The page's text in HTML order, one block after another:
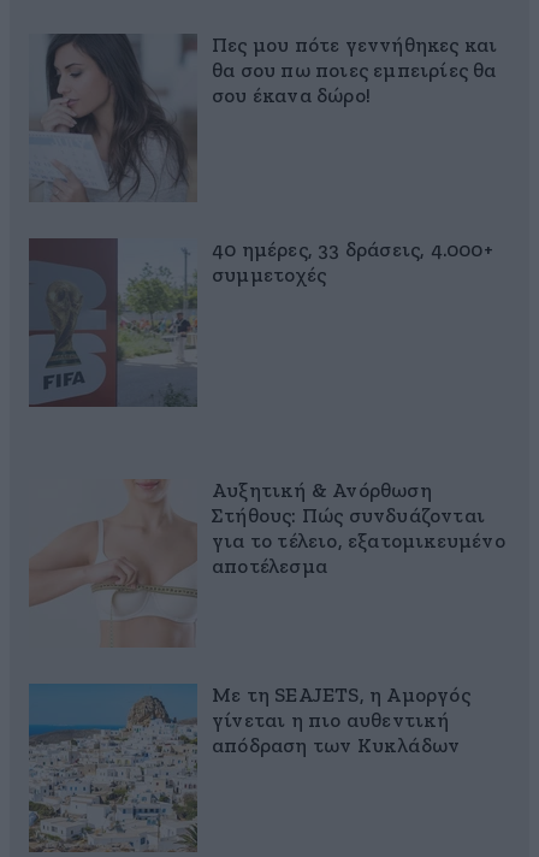
Πες μου πότε γεννήθηκες και
θα σου πω ποιες εμπειρίες θα
σου έκανα δώρο!
40 ημέρες, 33 δράσεις, 4.000+
συμμετοχές
Αυξητική & Ανόρθωση
Στήθους: Πώς συνδυάζονται
για το τέλειο, εξατομικευμένο
αποτέλεσμα
Με τη SEAJETS, η Αμοργός
γίνεται η πιο αυθεντική
απόδραση των Κυκλάδων